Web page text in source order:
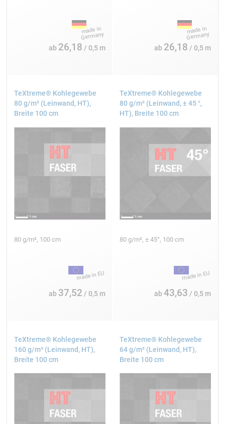
eliminieren Lufteinschlüsse.
ab 26,18 / 0,5 m ab 26,18 / 0,5 m
TeXtreme® Kohlegewebe
80 g/m² (Leinwand, HT),
Breite 100 cm
80 g/m², 100 cm
ab 37,52 / 0,5 m
TeXtreme® Kohlegewebe
80 g/m² (Leinwand, ± 45 °,
HT), Breite 100 cm
80 g/m², ± 45°, 100 cm
ab43,63 / 0,5 m
TeXtreme® Kohlegewebe
160 g/m² (Leinwand, HT),
Breite 100 cm
TeXtreme® Kohlegewebe
64 g/m² (Leinwand, HT),
Breite 100 cm